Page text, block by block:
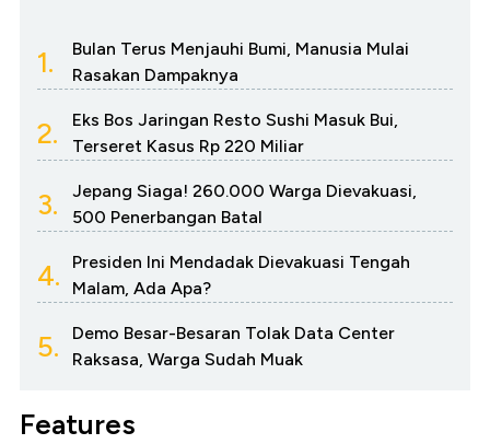
1.
Bulan Terus Menjauhi Bumi, Manusia Mulai
Rasakan Dampaknya
2.
Eks Bos Jaringan Resto Sushi Masuk Bui,
Terseret Kasus Rp 220 Miliar
3.
Jepang Siaga! 260.000 Warga Dievakuasi,
500 Penerbangan Batal
4.
Presiden Ini Mendadak Dievakuasi Tengah
Malam, Ada Apa?
5.
Demo Besar-Besaran Tolak Data Center
Raksasa, Warga Sudah Muak
Features